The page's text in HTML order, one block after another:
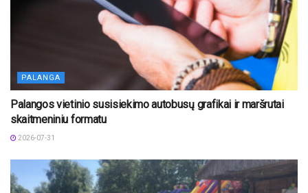
PALANGA
Palangos vietinio susisiekimo autobusų grafikai ir maršrutai
skaitmeniniu formatu
2026-07-31